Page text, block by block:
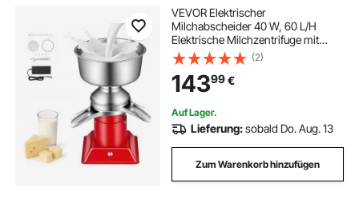
VEVOR Elektrischer
Milchabscheider 40 W, 60 L/H
Elektrische Milchzentrifuge mit
Tastensteuerung, 10500 U/min
Trennmaschine für Kuhmilch,
Rahmseparator aus 304 Edelstahl
mit 4,5L Milchtank für Küche
(2)
14399€
Auf Lager.
Lieferung:sobald Do. Aug. 13
Zum Warenkorb hinzufügen